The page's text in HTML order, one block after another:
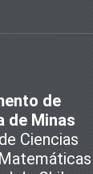
de
de Minas
Ciencias